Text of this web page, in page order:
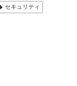
セキュリティ